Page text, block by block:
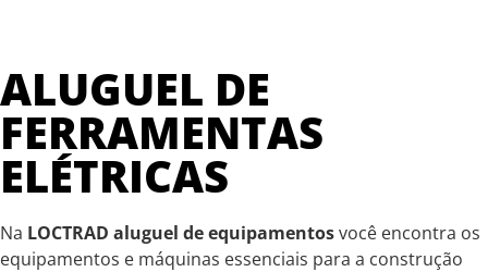
ALUGUEL DE
FERRAMENTAS
ELÉTRICAS
Na LOCTRAD aluguel de equipamentosvocê encontra os
equipamentos e máquinas essenciais para a construção